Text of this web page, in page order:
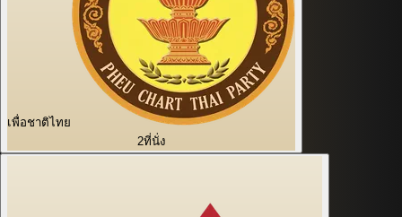
เพื่อชาติไทย
2ที่นั่ง